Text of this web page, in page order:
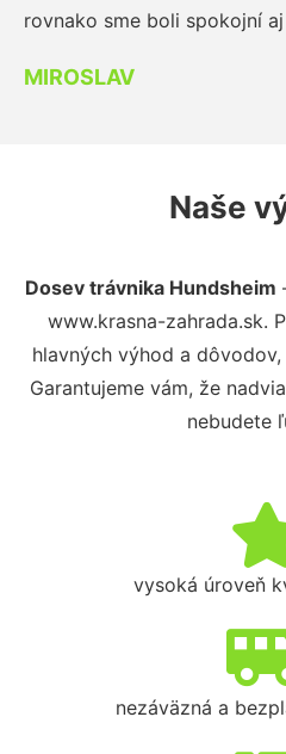
rovnako sme boli spokojní
MIROSLAV
Naše
Dosev trávnika Hundsheim
www.krasna-zahrada.sk.
hlavných výhod a
Garantujeme vám, že
nebudete
vysoká úroveň
nezáväzná a